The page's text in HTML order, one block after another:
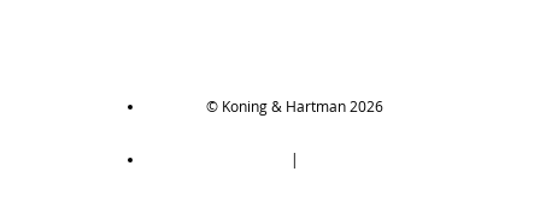
© Koning & Hartman 2026
|